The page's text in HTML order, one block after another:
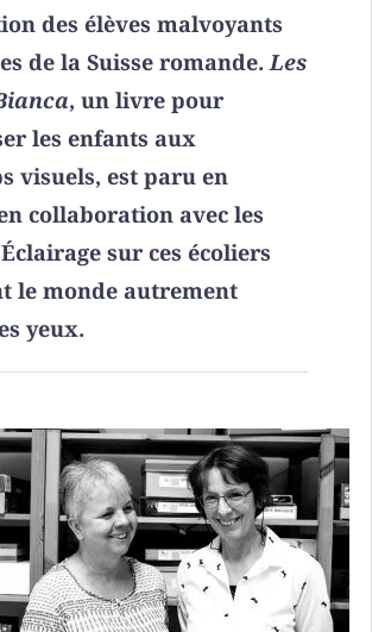
des élèves malvoyants
de la Suisse romande.Les
, un livre pour
les enfants aux
visuels, est paru en
collaboration avec les
sur ces écoliers
le monde autrement
yeux.